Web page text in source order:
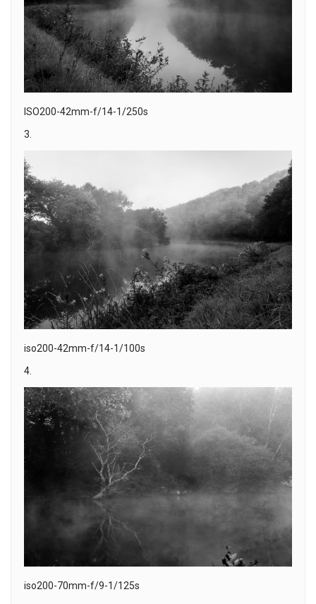
ISO200-42mm-f/14-1/250s
3.
iso200-42mm-f/14-1/100s
4.
iso200-70mm-f/9-1/125s